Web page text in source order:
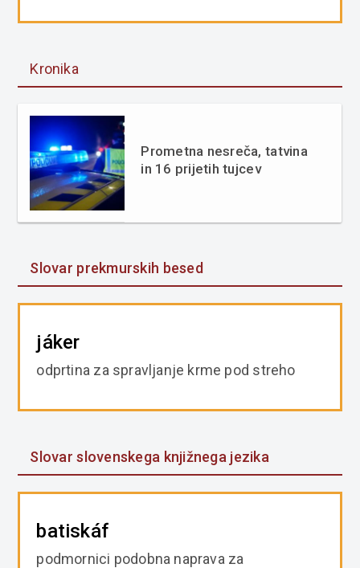
Kronika
Prometna nesreča, tatvina
in 16 prijetih tujcev
Slovar prekmurskih besed
jáker
odprtina za spravljanje krme pod streho
Slovar slovenskega knjižnega jezika
batiskáf
podmornici podobna naprava za